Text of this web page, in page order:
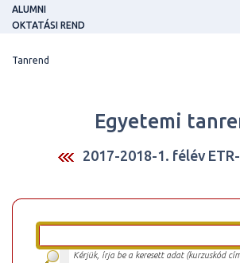
ALUMNI
OKTATÁSI REND
Tanrend
Egyetemi
2017-2018-1. félév
Kérjük, írja be a keresett adat (kurzuskód